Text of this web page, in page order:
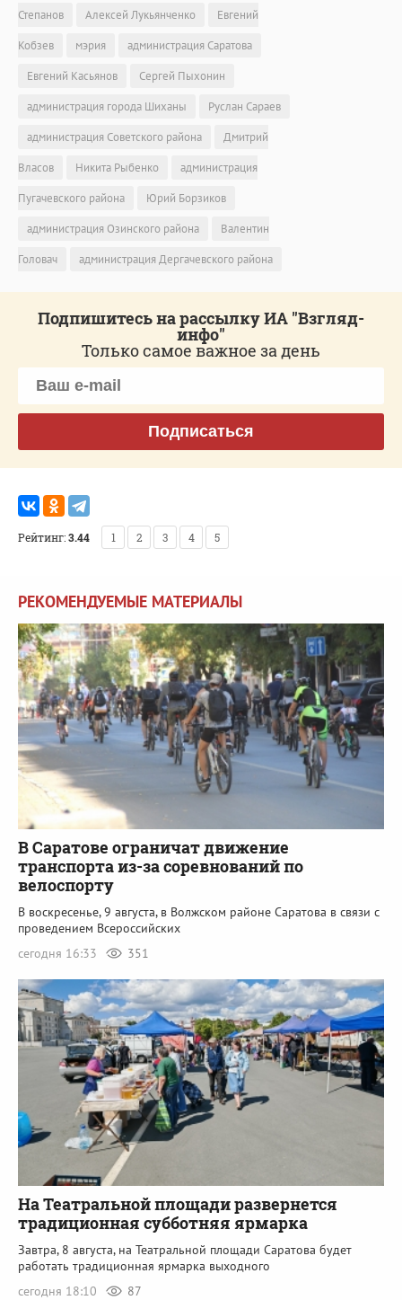
Степанов Алексей Лукьянченко
Евгений
Кобзев
мэрия
администрация Саратова
Евгений Касьянов
Сергей Пыхонин
администрация города Шиханы
Руслан Сараев
администрация Советского района
Дмитрий
Власов
Никита Рыбенко
администрация
Пугачевского района
Юрий Борзиков
администрация Озинского района
Валентин
Головач
администрация Дергачевского района
Подпишитесь на рассылку ИА "Взгляд-
инфо"
Только самое важное за день
Подписаться
Рейтинг:3.44 1 2 3 4 5
РЕКОМЕНДУЕМЫЕ МАТЕРИАЛЫ
В Саратове ограничат движение
транспорта из-за соревнований по
велоспорту
В воскресенье, 9 августа, в Волжском районе Саратова в связи с
проведением Всероссийских
сегодня 16:33
351
На Театральной площади развернется
традиционная субботняя ярмарка
Завтра, 8 августа, на Театральной площади Саратова будет
работать традиционная ярмарка выходного
сегодня 18:10
87